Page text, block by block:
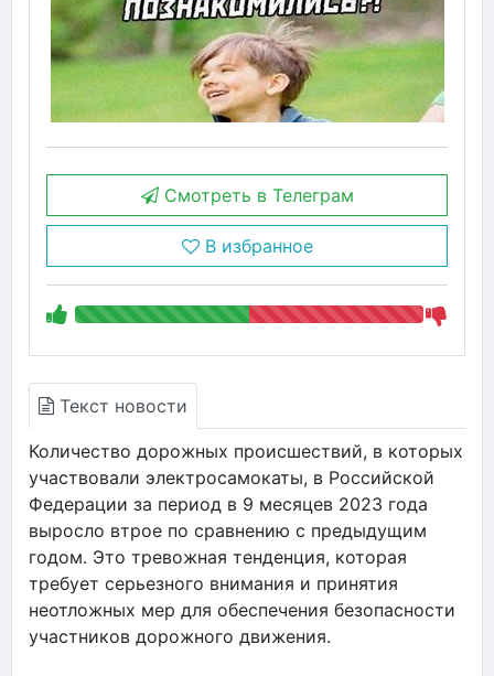
Смотреть в Телеграм
В избранное
Текст новости
Количество дорожных происшествий, в которых
участвовали электросамокаты, в Российской
Федерации за период в 9 месяцев 2023 года
выросло втрое по сравнению с предыдущим
годом. Это тревожная тенденция, которая
требует серьезного внимания и принятия
неотложных мер для обеспечения безопасности
участников дорожного движения.